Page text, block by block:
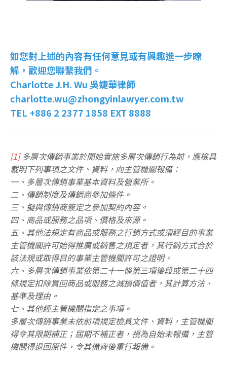
如您對上述的內容有任何意見或有興趣進一步瞭
解，歡迎您聯繫我們。
Charlotte J.H. Wu 吳婕華律師
charlotte.wu@zhongyinlawyer.com.tw
TEL +886 2 2377 1858 EXT 8888
[1] 多層次傳銷事業於開始實施多層次傳銷行為前，應檢具
載明下列事項之文件、資料，向主管機關報備：
一、多層次傳銷事業基本資料及營業所。
二、傳銷制度及傳銷商參加條件。
三、擬與傳銷商簽定之參加契約內容。
四、商品或服務之品項、價格及來源。
五、其他法規定有商品或服務之行銷方式或須經目的事業
主管機關許可始得推廣或銷售之規定者，其行銷方式合於
該法規或取得目的事業主管機關許可之證明。
六、多層次傳銷事業依第二十一條第三項後段或第二十四
條規定扣除買回商品或服務之減損價值者，其計算方法、
基準及理由。
七、其他經主管機關指定之事項。
多層次傳銷事業未依前項規定檢具文件、資料，主管機關
得令其限期補正；屆期不補正者，視為自始未報備，主管
機關得退回原件，令其備齊後重行報備。